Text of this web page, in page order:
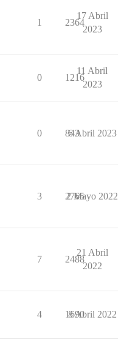
1 2364
17 Abril
2023
0 1216
11 Abril
2023
0 843
6 Abril 2023
3 2765
2 Mayo 2022
7 2488
21 Abril
2022
4 1690
8 Abril 2022